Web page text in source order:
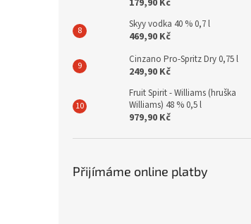
179,90 Kč
Skyy vodka 40 % 0,7 l
469,90 Kč
Cinzano Pro-Spritz Dry 0,75 l
249,90 Kč
Fruit Spirit - Williams (hruška
Williams) 48 % 0,5 l
979,90 Kč
Přijímáme online platby